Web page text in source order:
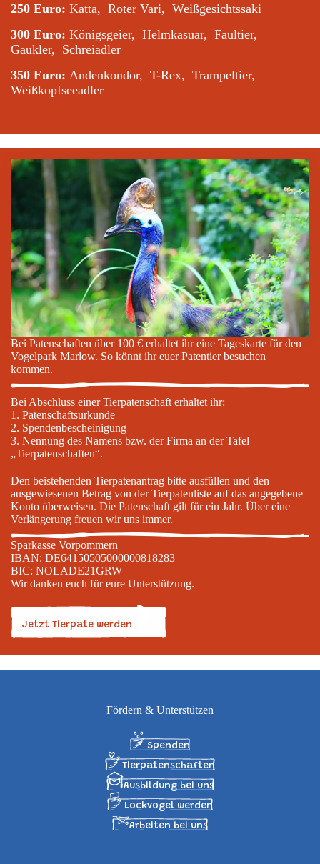
250 Euro: Katta, Roter Vari, Weißgesichtssaki
300 Euro: Königsgeier, Helmkasuar, Faultier,
Gaukler, Schreiadler
350 Euro: Andenkondor, T-Rex, Trampeltier,
Weißkopfseeadler
Bei Patenschaften über 100 € erhaltet ihr eine Tageskarte für den
Vogelpark Marlow. So könnt ihr euer Patentier besuchen
kommen.
Bei Abschluss einer Tierpatenschaft erhaltet ihr:
1. Patenschaftsurkunde
2. Spendenbescheinigung
3. Nennung des Namens bzw. der Firma an der Tafel
„Tierpatenschaften“.
Den beistehenden Tierpatenantrag bitte ausfüllen und den
ausgewiesenen Betrag von der Tierpatenliste auf das angegebene
Konto überweisen. Die Patenschaft gilt für ein Jahr. Über eine
Verlängerung freuen wir uns immer.
Sparkasse Vorpommern
IBAN: DE64150505000000818283
BIC: NOLADE21GRW
Wir danken euch für eure Unterstützung.
Jetzt Tierpate werden
Fördern & Unterstützen
Spenden
Tierpatenschaften
Ausbildung bei uns
Lockvogel werden
Arbeiten bei uns